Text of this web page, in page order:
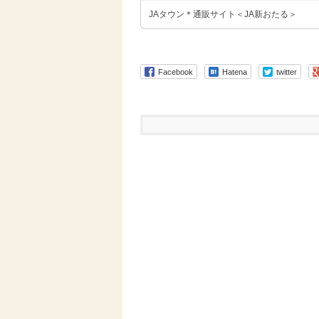
JAタウン＊通販サイト＜JA新おたる＞
Facebook Hatena twitter